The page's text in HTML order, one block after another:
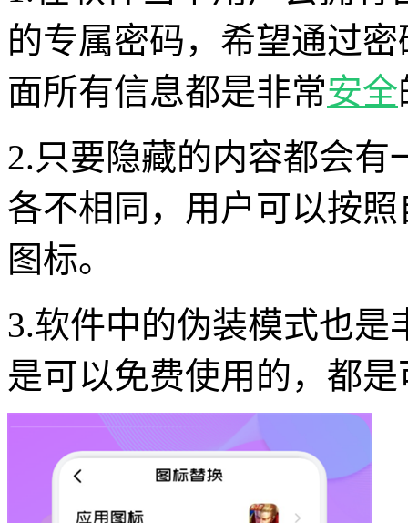
的专属密码，希望通过
面所有信息都是非常安全
2.只要隐藏的内容都会
各不相同，用户可以按
图标。
3.软件中的伪装模式也
是可以免费使用的，都